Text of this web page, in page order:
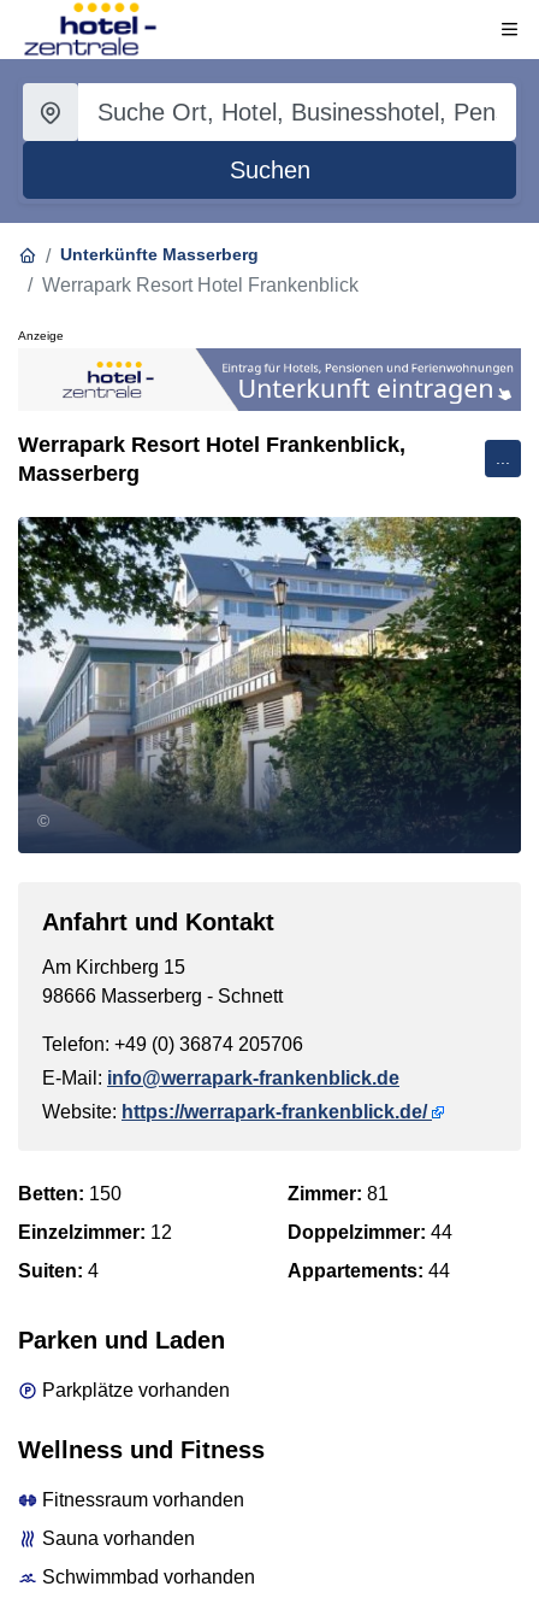
Suchen
Unterkünfte Masserberg
Werrapark Resort Hotel Frankenblick
Anzeige
Werrapark Resort Hotel Frankenblick,
Masserberg
©
Anfahrt und Kontakt
Am Kirchberg 15
98666 Masserberg - Schnett
Telefon: +49 (0) 36874 205706
E-Mail: info@werrapark-frankenblick.de
Website: https://werrapark-frankenblick.de/
Betten: 150 Zimmer: 81
Einzelzimmer: 12 Doppelzimmer: 44
Suiten: 4 Appartements: 44
Parken und Laden
Parkplätze vorhanden
Wellness und Fitness
Fitnessraum vorhanden
Sauna vorhanden
Schwimmbad vorhanden